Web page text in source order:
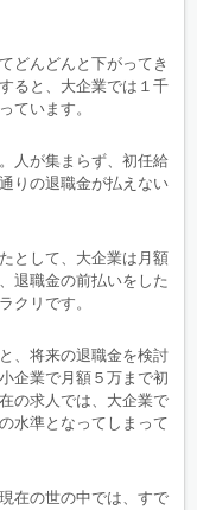
どんどんと下がってき
ると、大企業では１千
ています。
人が集まらず、初任給
りの退職金が払えない
として、大企業は月額
退職金の前払いをした
クリです。
、将来の退職金を検討
企業で月額５万まで初
の求人では、大企業で
水準となってしまって
在の世の中では、すで